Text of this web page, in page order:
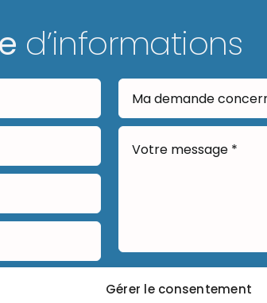
Gérer le consentement
d’informations
Envoyer